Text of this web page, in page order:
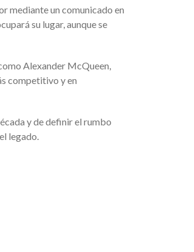
mediante un comunicado en
su lugar, aunque se
Alexander McQueen,
competitivo y en
y de definir el rumbo
legado.